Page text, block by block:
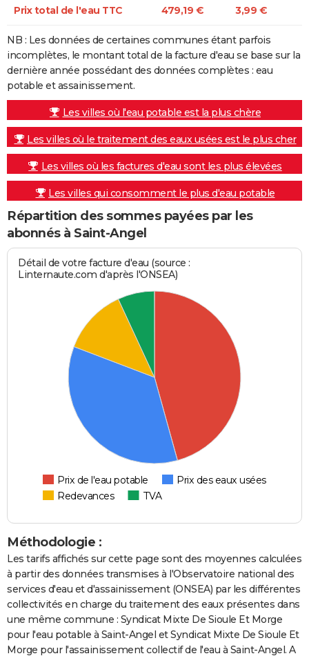
Prix total de l'eau TTC 479,19 € 3,99 €
NB : Les données de certaines communes étant parfois
incomplètes, le montant total de la facture d'eau se base sur la
dernière année possédant des données complètes : eau
potable et assainissement.
Les villes où l'eau potable est la plus chère
Les villes où le traitement des eaux usées est le plus cher
Les villes où les factures d'eau sont les plus élevées
Les villes qui consomment le plus d'eau potable
Répartition des sommes payées par les
abonnés à Saint-Angel
Détail de votre facture d'eau (source :
Linternaute.com d'après l'ONSEA)
Prix de l'eau potable
Prix des eaux usées
Redevances
TVA
Méthodologie :
Les tarifs affichés sur cette page sont des moyennes calculées
à partir des données transmises à l'Observatoire national des
services d'eau et d'assainissement (ONSEA) par les différentes
collectivités en charge du traitement des eaux présentes dans
une même commune : Syndicat Mixte De Sioule Et Morge
pour l'eau potable à Saint-Angel et Syndicat Mixte De Sioule Et
Morge pour l'assainissement collectif de l'eau à Saint-Angel. A